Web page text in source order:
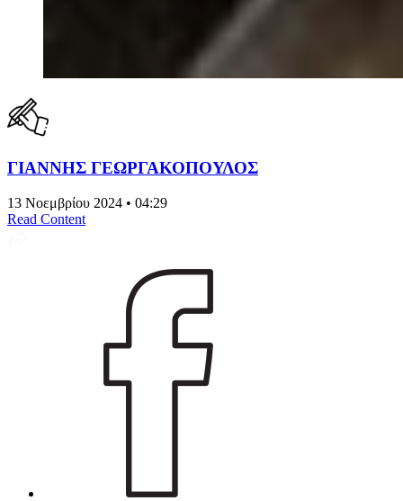
ΓΙΑΝΝΗΣ ΓΕΩΡΓΑΚΟΠΟΥΛΟΣ
13 Νοεμβρίου 2024 • 04:29
Read Content